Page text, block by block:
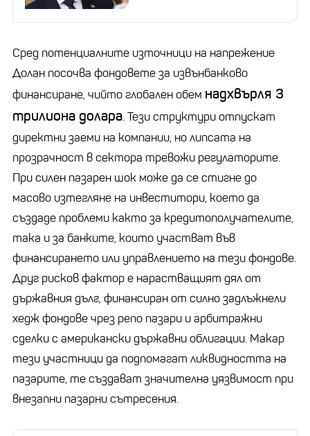
Сред потенциалните източници на напрежение
Долан посочва фондовете за извънбанково
финансиране, чийто глобален обем надхвърля 3
трилиона долара. Тези структури отпускат
директни заеми на компании, но липсата на
прозрачност в сектора тревожи регулаторите.
При силен пазарен шок може да се стигне до
масово изтегляне на инвеститори, което да
създаде проблеми както за кредитополучателите,
така и за банките, които участват във
финансирането или управлението на тези фондове.
Друг рисков фактор е нарастващият дял от
държавния дълг, финансиран от силно задлъжнели
хедж фондове чрез репо пазари и арбитражни
сделки с американски държавни облигации. Макар
тези участници да подпомагат ликвидността на
пазарите, те създават значителна уязвимост при
внезапни пазарни сътресения.